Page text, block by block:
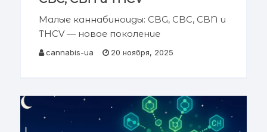
Малые каннабиноиды: CBG, CBC, CBN и
THCV — новое поколение
фармакологии каннабиса Рис. 1. Малые
фармакологии, механизмов действия
и клинического потенциала минорных
cannabis-ua 20 ноября, 2025